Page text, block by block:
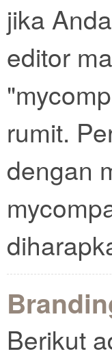
jika
editor
rumit.
dengan
Berikut